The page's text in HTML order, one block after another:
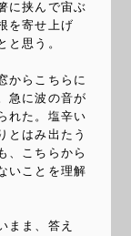
に挟んで宙ぶ
を寄せ上げ
と思う。
からこちらに
急に波の音が
れた。塩辛い
とはみ出たう
、こちらから
いことを理解
まま、答え